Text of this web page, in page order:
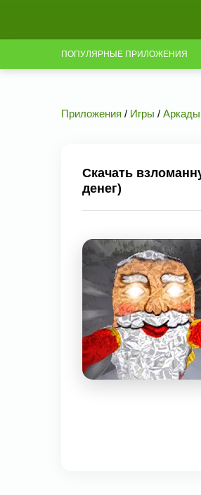
ПОПУЛЯРНЫЕ ПРИЛОЖЕНИЯ
Приложения / Игры / Аркады
Скачать
денег)